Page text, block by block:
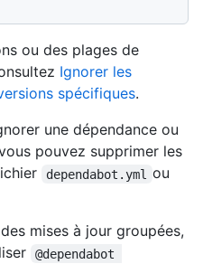
ou des plages de
Ignorer les
spécifiques.
une dépendance ou
pouvez supprimer les
dependabot.yml ou
mises à jour groupées,
@dependabot